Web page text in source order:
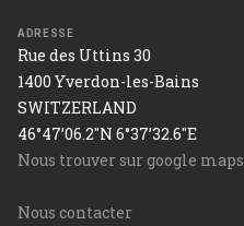
ADRESSE
Rue des Uttins 30
1400 Yverdon-les-Bains
SWITZERLAND
46°47’06.2"N 6°37’32.6"E
Nous trouver sur google maps
Nous contacter